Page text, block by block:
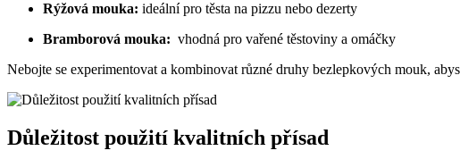
Rýžová⁣ mouka: ⁣ideální pro těsta na pizzu ⁤nebo⁣ dezerty
Bramborová mouka: ⁤ vhodná pro vařené těstoviny ‍a omáčky
Nebojte se‌ experimentovat a kombinovat​ různé druhy bezlepkových​ mouk,
Důležitost‍ použití kvalitních přísad